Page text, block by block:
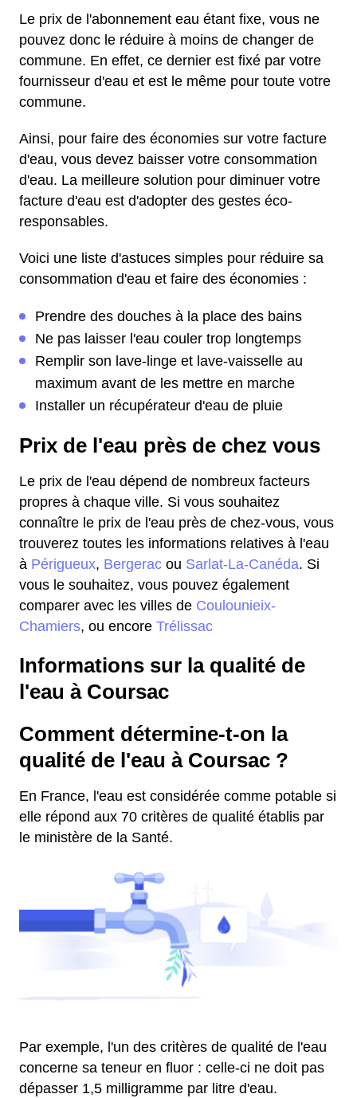
Le prix de l'abonnement eau étant fixe, vous ne
pouvez donc le réduire à moins de changer de
commune. En effet, ce dernier est fixé par votre
fournisseur d'eau et est le même pour toute votre
commune.
Ainsi, pour faire des économies sur votre facture
d'eau, vous devez baisser votre consommation
d'eau. La meilleure solution pour diminuer votre
facture d'eau est d'adopter des gestes éco-
responsables.
Voici une liste d'astuces simples pour réduire sa
consommation d'eau et faire des économies :
Prendre des douches à la place des bains
Ne pas laisser l'eau couler trop longtemps
Remplir son lave-linge et lave-vaisselle au
maximum avant de les mettre en marche
Installer un récupérateur d'eau de pluie
Prix de l'eau près de chez vous
Le prix de l'eau dépend de nombreux facteurs
propres à chaque ville. Si vous souhaitez
connaître le prix de l'eau près de chez-vous, vous
trouverez toutes les informations relatives à l'eau
à Périgueux, Bergerac ou Sarlat-La-Canéda. Si
vous le souhaitez, vous pouvez également
comparer avec les villes de Coulounieix-
Chamiers, ou encore Trélissac
Informations sur la qualité de
l'eau à Coursac
Comment détermine-t-on la
qualité de l'eau à Coursac ?
En France, l'eau est considérée comme potable si
elle répond aux 70 critères de qualité établis par
le ministère de la Santé.
Par exemple, l'un des critères de qualité de l'eau
concerne sa teneur en fluor : celle-ci ne doit pas
dépasser 1,5 milligramme par litre d'eau.